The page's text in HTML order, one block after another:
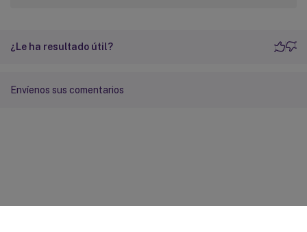
¿Le ha resultado útil?
Envíenos sus comentarios